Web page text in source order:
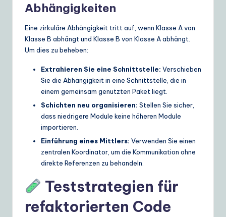
Abhängigkeiten
Eine zirkuläre Abhängigkeit tritt auf, wenn Klasse A von
Klasse B abhängt und Klasse B von Klasse A abhängt.
Um dies zu beheben:
Extrahieren Sie eine Schnittstelle: Verschieben
Sie die Abhängigkeit in eine Schnittstelle, die in
einem gemeinsam genutzten Paket liegt.
Schichten neu organisieren: Stellen Sie sicher,
dass niedrigere Module keine höheren Module
importieren.
Einführung eines Mittlers: Verwenden Sie einen
zentralen Koordinator, um die Kommunikation ohne
direkte Referenzen zu behandeln.
Teststrategien für
refaktorierten Code